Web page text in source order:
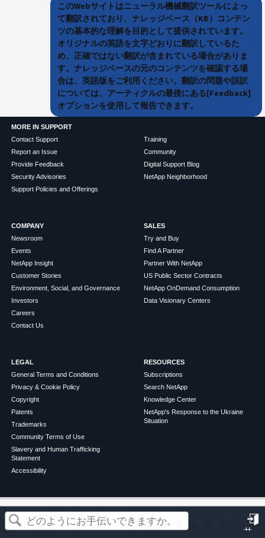
サ
この記事は役に立ちましたか？
このWebサイトはニューラル機械翻訳ツールによっ
て翻訳されており、ナレッジベース（KB）コンテン
ツの基本的な理解を目的として提供されています。
オリジナルの英語を文字どおりに翻訳しているた
め、正確ではない翻訳が含まれている場合がありま
す。ナレッジベースの元のコンテンツを確認する場
合は、英語版をご利用ください。翻訳の問題や誤訳
については、アーティクルの最後にある[Feedback]
オプションを使用して報告できます。
MORE IN SUPPORT
Contact Support
Report an Issue
Provide Feedback
Security Advisories
Support Policies and Offerings
Training
Community
Digital Support Blog
NetApp Neighborhood
COMPANY
Newsroom
Events
NetApp Insight
Customer Stories
Environment, Social, and Governance
Investors
Careers
Contact Us
SALES
Try and Buy
Find A Partner
Partner With NetApp
US Public Sector Contracts
NetApp OnDemand Consumption
Data Visionary Centers
LEGAL
General Terms and Conditions
Privacy & Cookie Policy
Copyright
Patents
Trademarks
Community Terms of Use
Slavery and Human Trafficking
Statement
Accessibility
RESOURCES
Subscriptions
Search NetApp
Knowledge Center
NetApp's Response to the Ukraine
Situation
©2026NetApp English Terms of Use
Privacy Policy
Cookie Policy
Cookie Settings